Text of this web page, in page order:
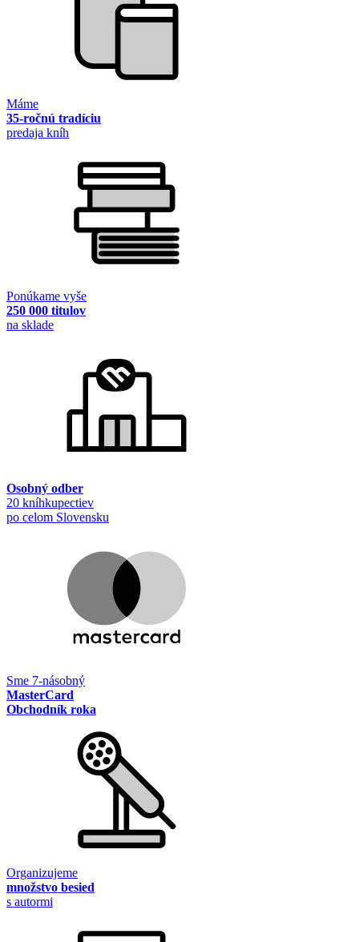
Máme
35-ročnú tradíciu
predaja kníh
Ponúkame vyše
250 000 titulov
na sklade
Osobný odber
20 kníhkupectiev
po celom Slovensku
Sme 7-násobný
MasterCard
Obchodník roka
Organizujeme
množstvo besied
s autormi